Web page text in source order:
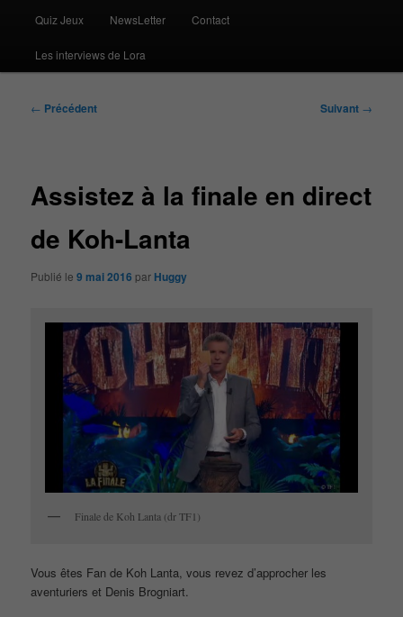
Quiz Jeux NewsLetter Contact
Les interviews de Lora
Navigation
← Précédent Suivant →
Assistez à la finale en direct
de Koh-Lanta
Publié le9 mai 2016 par Huggy
Finale de Koh Lanta (dr TF1)
Vous êtes Fan de Koh Lanta, vous revez d’approcher les
aventuriers et Denis Brogniart.